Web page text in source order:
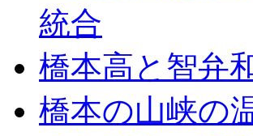
統合
橋本高と智弁
橋本の山峡の